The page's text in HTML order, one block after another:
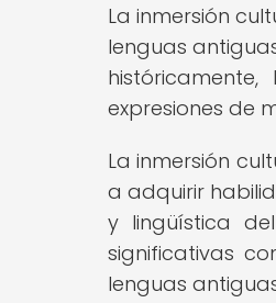
La inmersión
lenguas
expresiones de
La inmersión
a adquirir
y lingüística
significativas
lenguas